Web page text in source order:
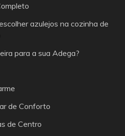
azulejos na cozinha de
para a sua Adega?
de Conforto
de Centro